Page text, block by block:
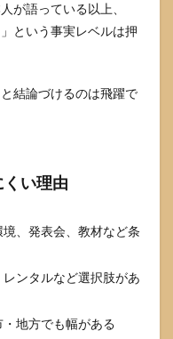
が語っている以上、
という事実レベルは押
結論づけるのは飛躍で
い理由
境、発表会、教材など条
レンタルなど選択肢があ
・地方でも幅がある